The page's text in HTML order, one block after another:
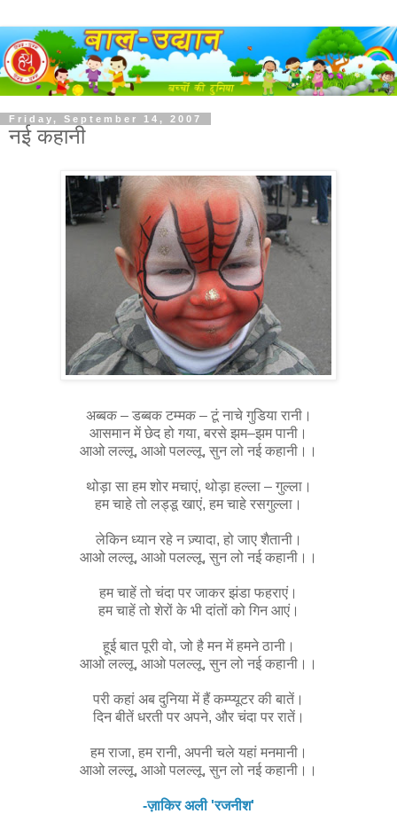
Friday, September 14, 2007
नई कहानी
अब्बक – डब्बक टम्मक – टूं नाचे गु‍डिया रानी।
आसमान में छेद हो गया, बरसे झम–झम पानी।
आओ लल्लू, आओ पलल्लू, सुन लो नई कहानी।।
थोड़ा सा हम शोर मचाएं, थोड़ा हल्ला – गुल्ला।
हम चाहे तो लड्डू खाएं, हम चाहे रसगुल्ला।
लेकिन ध्यान रहे न ज़्यादा, हो जाए शैतानी।
आओ लल्लू, आओ पलल्लू, सुन लो नई कहानी।।
हम चाहें तो चंदा पर जाकर झंडा फहराएं।
हम चाहें तो शेरों के भी दांतों को गिन आएं।
हूई बात पूरी वो, जो है मन में हमने ठानी।
आओ लल्लू, आओ पलल्लू, सुन लो नई कहानी।।
परी कहां अब दुनिया में हैं कम्प्यूटर की बातें।
दिन बीतें धरती पर अपने, और चंदा पर रातें।
हम राजा, हम रानी, अपनी चले यहां मनमानी।
आओ लल्लू, आओ पलल्लू, सुन लो नई कहानी।।
-ज़ाकिर अली 'रजनीश'